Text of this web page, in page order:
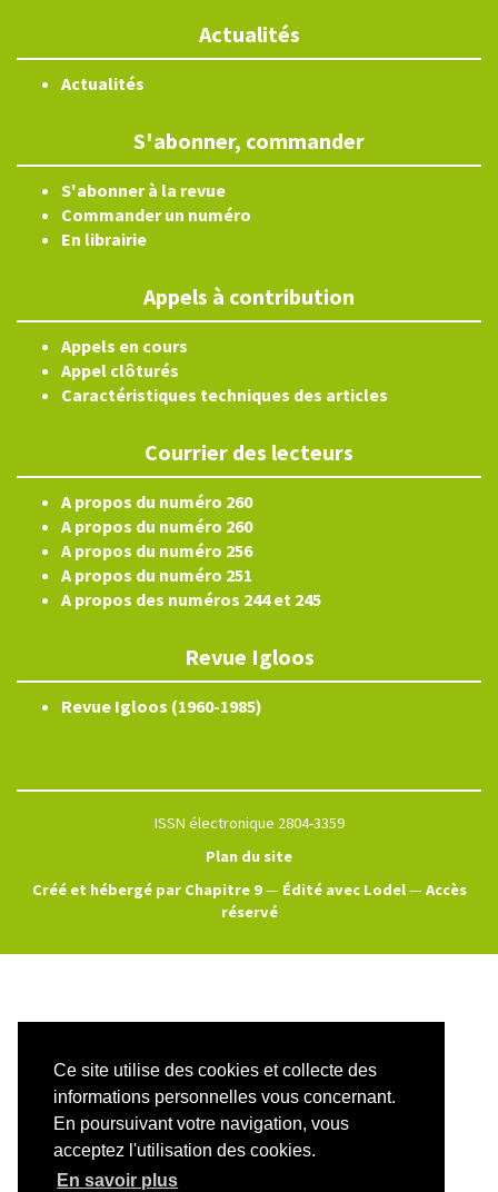
Ce site utilise des cookies et collecte des
informations personnelles vous concernant.
En poursuivant votre navigation, vous
acceptez l'utilisation des cookies.
En savoir plus
Actualités
Actualités
S'abonner, commander
S'abonner à la revue
Commander un numéro
En librairie
Appels à contribution
Appels en cours
Appel clôturés
Caractéristiques techniques des articles
Courrier des lecteurs
A propos du numéro 260
A propos du numéro 260
A propos du numéro 256
A propos du numéro 251
A propos des numéros 244 et 245
Revue Igloos
Revue Igloos (1960-1985)
ISSN électronique 2804-3359
Plan du site
Créé et hébergé par Chapitre 9— Édité avec Lodel— Accès
réservé